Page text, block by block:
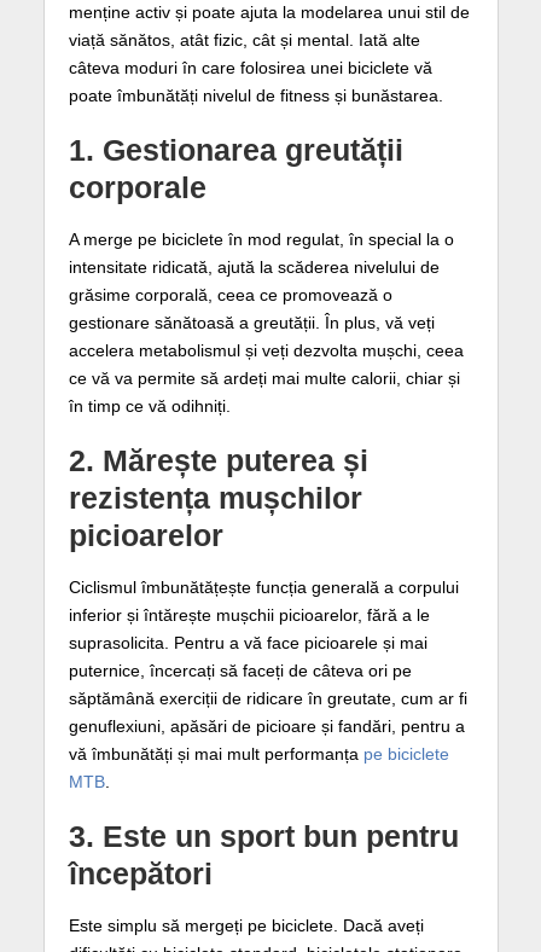
menține activ și poate ajuta la modelarea unui stil de
viață sănătos, atât fizic, cât și mental. Iată alte
câteva moduri în care folosirea unei biciclete vă
poate îmbunătăți nivelul de fitness și bunăstarea.
1. Gestionarea greutății
corporale
A merge pe biciclete în mod regulat, în special la o
intensitate ridicată, ajută la scăderea nivelului de
grăsime corporală, ceea ce promovează o
gestionare sănătoasă a greutății. În plus, vă veți
accelera metabolismul și veți dezvolta mușchi, ceea
ce vă va permite să ardeți mai multe calorii, chiar și
în timp ce vă odihniți.
2. Mărește puterea și
rezistența mușchilor
picioarelor
Ciclismul îmbunătățește funcția generală a corpului
inferior și întărește mușchii picioarelor, fără a le
suprasolicita. Pentru a vă face picioarele și mai
puternice, încercați să faceți de câteva ori pe
săptămână exerciții de ridicare în greutate, cum ar fi
genuflexiuni, apăsări de picioare și fandări, pentru a
vă îmbunătăți și mai mult performanța pe biciclete
MTB.
3. Este un sport bun pentru
începători
Este simplu să mergeți pe biciclete. Dacă aveți